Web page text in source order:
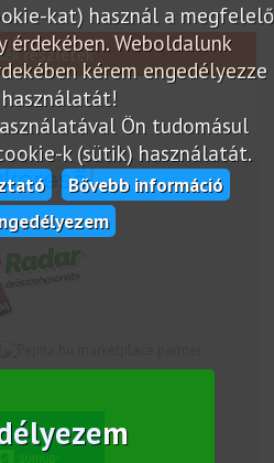
részletek
kat) használ a megfelelő
Weboldalunk
kérem engedélyezze
Ön tudomásul
k (sütik) használatát.
Bővebb információ